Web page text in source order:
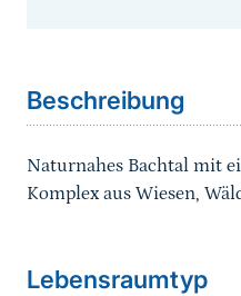
Beschreibung
Naturnahes Bachtal mit
Komplex aus Wiesen,
Lebensraumtyp